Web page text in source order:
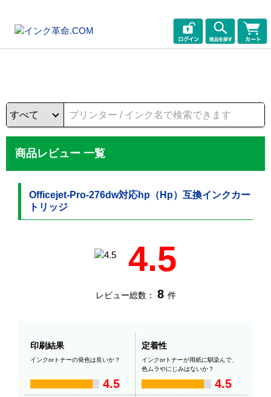
商品レビュー 一覧
Officejet-Pro-276dw対応hp（Hp）互換インクカー
トリッジ
4.5
レビュー総数： 8 件
印刷結果
インクorトナーの発色は良いか？
4.5
定着性
インクorトナーが用紙に馴染んで、
色ムラやにじみはないか？
4.5